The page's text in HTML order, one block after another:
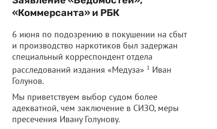
«Коммерсанта» и РБК
6 июня по подозрению в покушении на сбыт
и производство наркотиков был задержан
специальный корреспондент отдела
расследований издания «Медуза» 1 Иван
Голунов.
Мы приветствуем выбор судом более
адекватной, чем заключение в СИЗО, меры
пресечения Ивану Голунову.